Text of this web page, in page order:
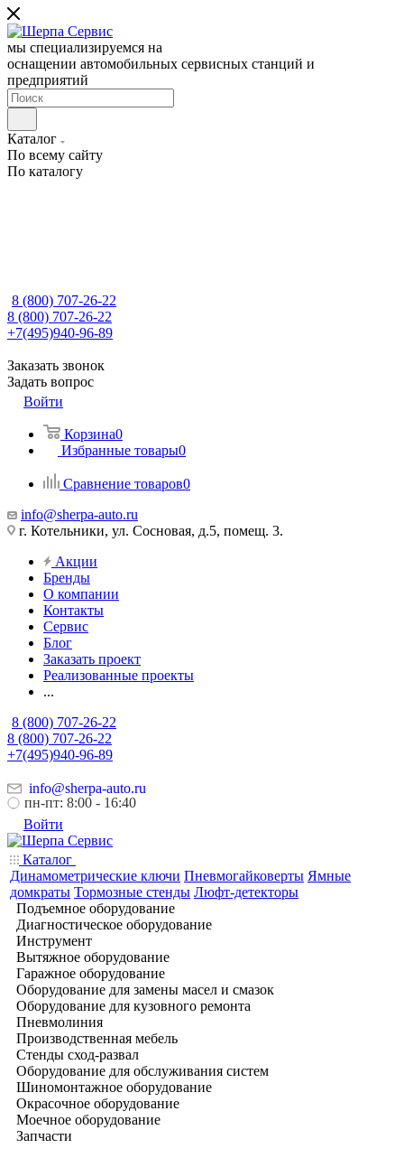
мы специализируемся на
оснащении автомобильных сервисных станций и
предприятий
Каталог
По всему сайту
По каталогу
8 (800) 707-26-22
8 (800) 707-26-22
+7(495)940-96-89
Заказать звонок
Задать вопрос
Войти
Корзина0
Избранные товары0
Сравнение товаров0
info@sherpa-auto.ru
г. Котельники, ул. Сосновая, д.5, помещ. 3.
Акции
Бренды
О компании
Контакты
Сервис
Блог
Заказать проект
Реализованные проекты
...
8 (800) 707-26-22
8 (800) 707-26-22
+7(495)940-96-89
info@sherpa-auto.ru
пн-пт: 8:00 - 16:40
Войти
Каталог
Динамометрические ключи Пневмогайковерты Ямные
домкраты Тормозные стенды Люфт-детекторы
Подъемное оборудование
Диагностическое оборудование
Инструмент
Вытяжное оборудование
Гаражное оборудование
Оборудование для замены масел и смазок
Оборудование для кузовного ремонта
Пневмолиния
Производственная мебель
Стенды сход-развал
Оборудование для обслуживания систем
Шиномонтажное оборудование
Окрасочное оборудование
Моечное оборудование
Запчасти